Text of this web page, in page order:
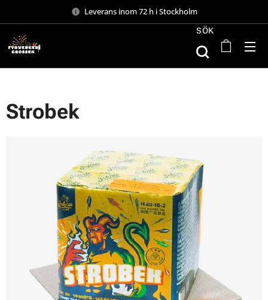
Leverans inom 72 h i Stockholm
SÖK
Strobek